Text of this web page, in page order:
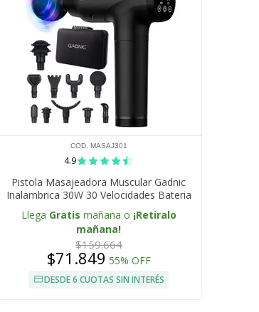
COD. MASAJ301
4.9
Pistola Masajeadora Muscular Gadnic
Inalambrica 30W 30 Velocidades Bateria
Recargable Pantalla Tactil 10 Cabezales
Llega Gratis mañana o ¡Retiralo
mañana!
$159.664
$71.849 55% OFF
DESDE 6 CUOTAS SIN INTERÉS